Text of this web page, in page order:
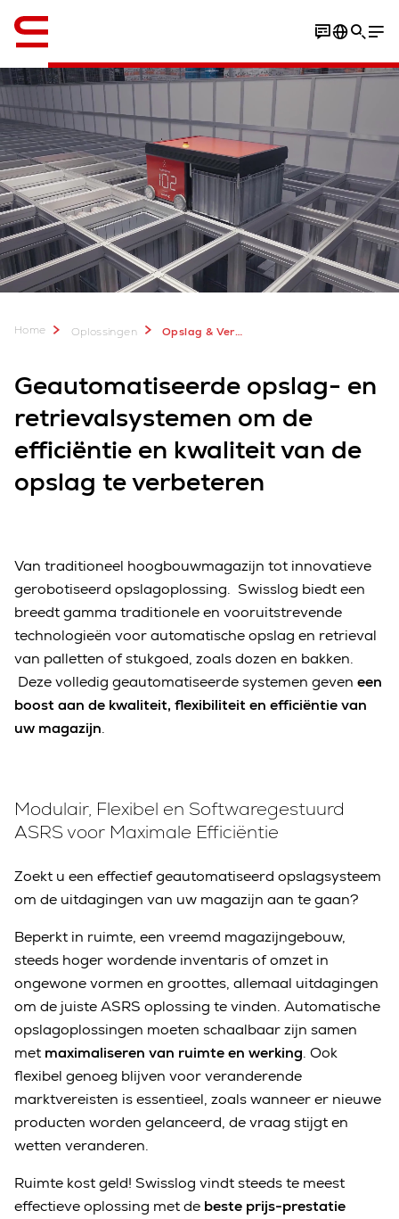
Home Oplossingen Opslag & Verwerking ASRS
Geautomatiseerde opslag- en
retrievalsystemen om de
efficiëntie en kwaliteit van de
opslag te verbeteren
Van traditioneel hoogbouwmagazijn tot innovatieve
gerobotiseerd opslagoplossing. Swisslog biedt een
breedt gamma traditionele en vooruitstrevende
technologieën voor automatische opslag en retrieval
van palletten of stukgoed, zoals dozen en bakken.
Deze volledig geautomatiseerde systemen geven een
boost aan de kwaliteit, flexibiliteit en efficiëntie van
uw magazijn.
Modulair, Flexibel en Softwaregestuurd
ASRS voor Maximale Efficiëntie
Zoekt u een effectief geautomatiseerd opslagsysteem
om de uitdagingen van uw magazijn aan te gaan?
Beperkt in ruimte, een vreemd magazijngebouw,
steeds hoger wordende inventaris of omzet in
ongewone vormen en groottes, allemaal uitdagingen
om de juiste ASRS oplossing te vinden. Automatische
opslagoplossingen moeten schaalbaar zijn samen
met maximaliseren van ruimte en werking. Ook
flexibel genoeg blijven voor veranderende
marktvereisten is essentieel, zoals wanneer er nieuwe
producten worden gelanceerd, de vraag stijgt en
wetten veranderen.
Ruimte kost geld! Swisslog vindt steeds te meest
effectieve oplossing met de beste prijs-prestatie